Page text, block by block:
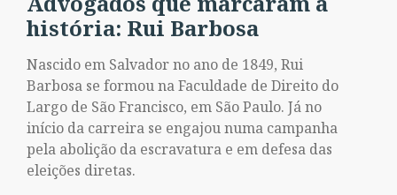
história: Rui Barbosa
Nascido em Salvador no ano de 1849, Rui
Barbosa se formou na Faculdade de Direito do
Largo de São Francisco, em São Paulo. Já no
início da carreira se engajou numa campanha
pela abolição da escravatura e em defesa das
eleições diretas.